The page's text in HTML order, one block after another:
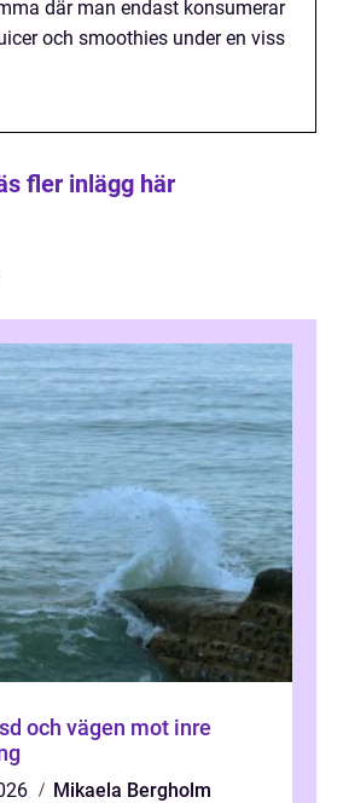
där man endast konsumerar
och smoothies under en viss
fler inlägg här
och vägen mot inre
Mikaela Bergholm